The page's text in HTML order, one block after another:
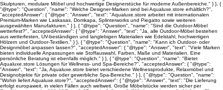
Skulpturen, modulare Möbel und hochwertige Designerstücke für moderne Außenbereiche." } }, {
"@type": "Question", "name": "Welche Designer-Marken sind bei Aqualuxe.store erhältlich?",
"acceptedAnswer": { "@type": "Answer", "text": "Aqualuxe.store arbeitet mit internationalen
Premium-Marken wie Laskasas, Domkapa, Splinterworks und Piegatto sowie weiteren
ausgewählten Manufakturen." } }, { "@type": "Question", "name": "Sind die Outdoor-Möbel
wetterfest?", "acceptedAnswer": { "@type": "Answer", "text": "Ja, alle Outdoor-Möbel bestehen
aus wetterfesten, UV-beständigen und langlebigen Materialien wie Edelstahl, hochwertigen
Hölzern und Outdoor-Textilien." } }, { "@type": "Question", "name": "Kann ich Outdoor- oder
Designmöbel anpassen lassen?", "acceptedAnswer": { "@type": "Answer", "text": "Viele Marken
bieten individuelle Anpassungen wie Stoffauswahl, Farben, Maße und Materialien. Eine
persönliche Beratung ist ebenfalls möglich." } }, { "@type": "Question", "name": "Bietet
Aqualuxe.store Lösungen für Wellness- und Spa-Bereiche?", "acceptedAnswer": { "@type":
"Answer", "text": "Ja, Aqualuxe.store bietet verschiedene Wellnessprodukte, Relaxmöbel und
Designobjekte für private oder gewerbliche Spa-Bereiche." } }, { "@type": "Question", "name":
"Wohin liefert Aqualuxe.store?", "acceptedAnswer": { "@type": "Answer", "text": "Die Lieferung
erfolgt europaweit, in vielen Fällen auch weltweit. Große Möbelstücke werden sicher per